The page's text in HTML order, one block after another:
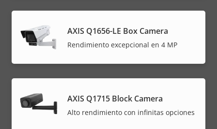
AXIS Q1656-LE Box Camera
Rendimiento excepcional en 4 MP
AXIS Q1715 Block Camera
Alto rendimiento con infinitas opciones